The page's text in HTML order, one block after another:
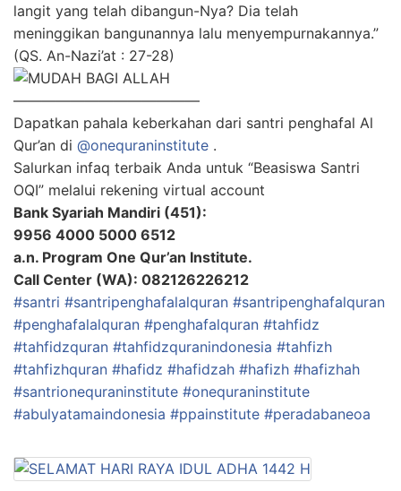
langit yang telah dibangun-Nya? Dia telah
meninggikan bangunannya lalu menyempurnakannya.”
(QS. An-Nazi’at : 27-28)
—————————————
Dapatkan pahala keberkahan dari santri penghafal Al
Qur’an di @onequraninstitute .
Salurkan infaq terbaik Anda untuk “Beasiswa Santri
OQI” melalui rekening virtual account
Bank Syariah Mandiri (451):
9956 4000 5000 6512
a.n. Program One Qur’an Institute.
Call Center (WA): 082126226212
#santri #santripenghafalalquran #santripenghafalquran
#penghafalalquran #penghafalquran #tahfidz
#tahfidzquran #tahfidzquranindonesia #tahfizh
#tahfizhquran #hafidz #hafidzah #hafizh #hafizhah
#santrionequraninstitute #onequraninstitute
#abulyatamaindonesia #ppainstitute #peradabaneoa